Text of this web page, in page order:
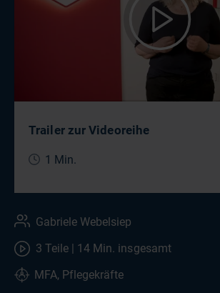
Trailer zur Videoreihe
1 Min.
Gabriele Webelsiep
3 Teile | 14 Min. insgesamt
MFA, Pflegekräfte